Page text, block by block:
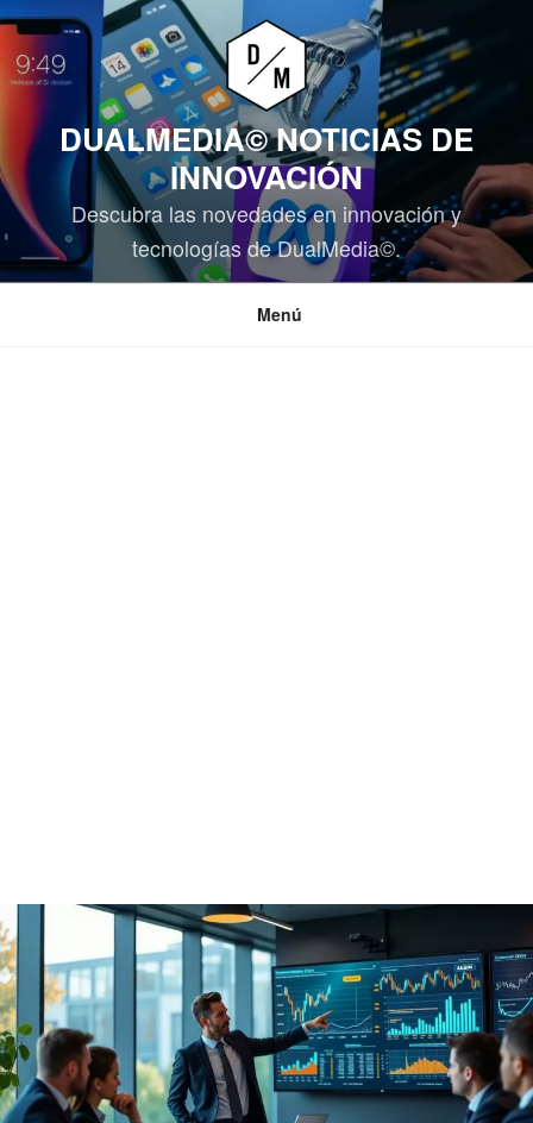
Saltar
contenido
DUALMEDIA© NOTICIAS DE
INNOVACIÓN
Descubra las novedades en innovación y
tecnologías de DualMedia©.
Menú